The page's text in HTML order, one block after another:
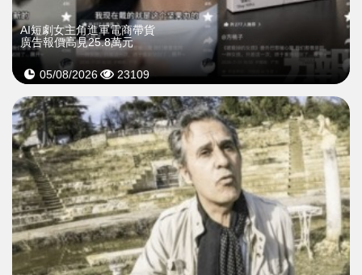
AI短劇女主角進軍電商帶貨
廣告報價高見25.8萬元
05/08/2026 23109